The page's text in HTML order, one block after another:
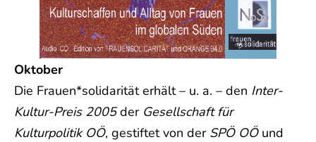
Oktober
Die Frauen*solidarität erhält – u. a. – den Inter-
Kultur-Preis 2005der Gesellschaft für
Kulturpolitik OÖ, gestiftet von der SPÖ OÖ und